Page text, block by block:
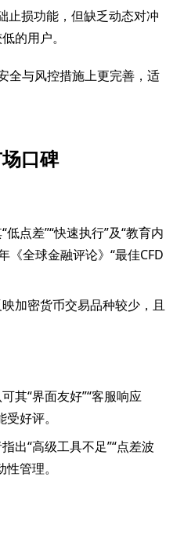
止损功能，但缺乏动态对冲
的用户。
全与风控措施上更完善，适
口碑
低点差”“快速执行”及“教育内
《全球金融评论》“最佳CFD
映加密货币交易品种较少，且
其“界面友好”“客服响应
好评。
出“高级工具不足”“点差波
管理。